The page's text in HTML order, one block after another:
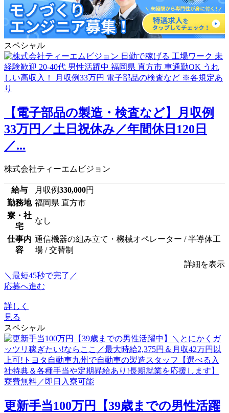
スペシャル
【電子部品の製造・検査など】月収例
33万円／土日祝休み／年間休日120日
／...
株式会社ティーエムビジョン
給与 月収例330,000円
勤務地 福岡県 直方市
寮・社
宅
なし
仕事内
容
通信機器の組み立て・機械オペレーター / 半導体工
場 / 交替制
詳細を表示
＼最短45秒で完了／
応募へ進む
詳しく
見る
スペシャル
更新手当100万円【39歳までの男性活躍